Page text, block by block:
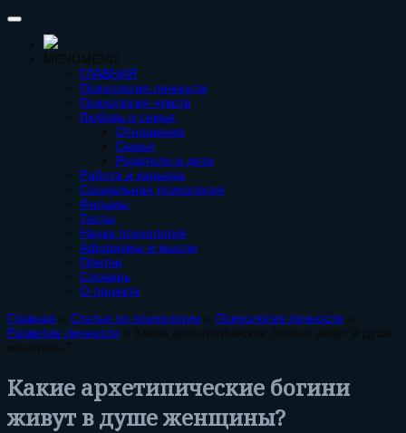
MENUMENU
ГЛАВНАЯ
Психология личности
Психология чувств
Любовь и семья
Отношения
Семья
Родители и дети
Работа и карьера
Социальная психология
Фильмы
Тесты
Наука психология
Афоризмы и мысли
Притчи
Словарь
О проекте
Главная » Статьи по психологии » Психология личности »
Развитие личности » Какие архетипические богини живут в душе
женщины?
Какие архетипические богини
живут в душе женщины?